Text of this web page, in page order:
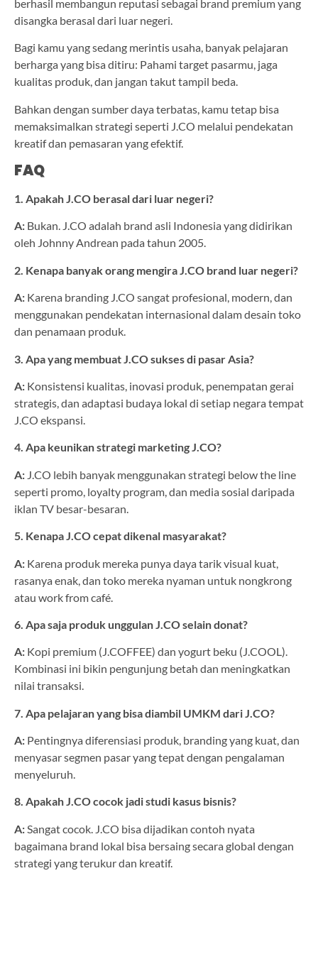
berhasil membangun reputasi sebagai brand premium yang
disangka berasal dari luar negeri.
Bagi kamu yang sedang merintis usaha, banyak pelajaran
berharga yang bisa ditiru: Pahami target pasarmu, jaga
kualitas produk, dan jangan takut tampil beda.
Bahkan dengan sumber daya terbatas, kamu tetap bisa
memaksimalkan strategi seperti J.CO melalui pendekatan
kreatif dan pemasaran yang efektif.
FAQ
1. Apakah J.CO berasal dari luar negeri?
A: Bukan. J.CO adalah brand asli Indonesia yang didirikan
oleh Johnny Andrean pada tahun 2005.
2. Kenapa banyak orang mengira J.CO brand luar negeri?
A: Karena branding J.CO sangat profesional, modern, dan
menggunakan pendekatan internasional dalam desain toko
dan penamaan produk.
3. Apa yang membuat J.CO sukses di pasar Asia?
A: Konsistensi kualitas, inovasi produk, penempatan gerai
strategis, dan adaptasi budaya lokal di setiap negara tempat
J.CO ekspansi.
4. Apa keunikan strategi marketing J.CO?
A: J.CO lebih banyak menggunakan strategi below the line
seperti promo, loyalty program, dan media sosial daripada
iklan TV besar-besaran.
5. Kenapa J.CO cepat dikenal masyarakat?
A: Karena produk mereka punya daya tarik visual kuat,
rasanya enak, dan toko mereka nyaman untuk nongkrong
atau work from café.
6. Apa saja produk unggulan J.CO selain donat?
A: Kopi premium (J.COFFEE) dan yogurt beku (J.COOL).
Kombinasi ini bikin pengunjung betah dan meningkatkan
nilai transaksi.
7. Apa pelajaran yang bisa diambil UMKM dari J.CO?
A: Pentingnya diferensiasi produk, branding yang kuat, dan
menyasar segmen pasar yang tepat dengan pengalaman
menyeluruh.
8. Apakah J.CO cocok jadi studi kasus bisnis?
A:Sangat cocok. J.CO bisa dijadikan contoh nyata
bagaimana brand lokal bisa bersaing secara global dengan
strategi yang terukur dan kreatif.